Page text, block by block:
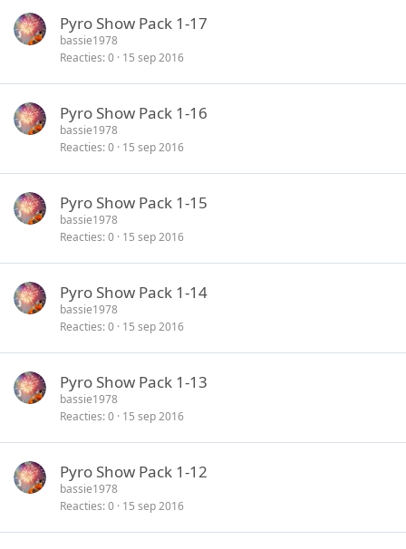
Pyro Show Pack 1-17
bassie1978
Reacties 0 15 sep 2016
Pyro Show Pack 1-16
bassie1978
Reacties 0 15 sep 2016
Pyro Show Pack 1-15
bassie1978
Reacties 0 15 sep 2016
Pyro Show Pack 1-14
bassie1978
Reacties 0 15 sep 2016
Pyro Show Pack 1-13
bassie1978
Reacties 0 15 sep 2016
Pyro Show Pack 1-12
bassie1978
Reacties 0 15 sep 2016